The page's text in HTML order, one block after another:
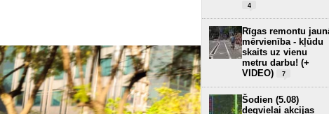
4
Rīgas remontu
mērvienība - kļūdu
skaits uz vienu
metru darbu! (+
VIDEO)
7
Šodien (5.08)
degvielai akcijas